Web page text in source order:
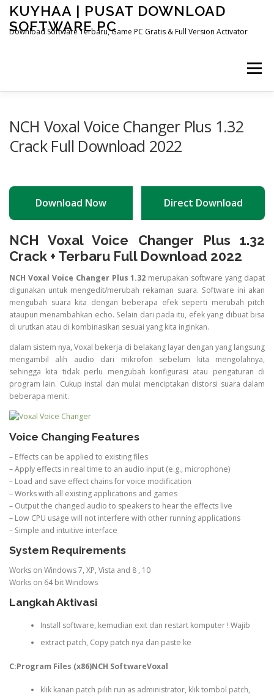
Skip
content
KUYHAA | PUSAT DOWNLOAD
SOFTWARE PC
Download Software Terbaru, Game PC Gratis & Full Version Activator
Menu
NCH Voxal Voice Changer Plus 1.32
Crack Full Download 2022
Download Now Direct Download
NCH Voxal Voice Changer Plus 1.32
Crack + Terbaru Full Download 2022
NCH Voxal Voice Changer Plus 1.32 merupakan software yang dapat
digunakan untuk mengedit/merubah rekaman suara. Software ini akan
mengubah suara kita dengan beberapa efek seperti merubah pitch
ataupun menambahkan echo. Selain dari pada itu, efek yang dibuat bisa
di urutkan atau di kombinasikan sesuai yang kita inginkan.
dalam sistem nya, Voxal bekerja di belakang layar dengan yang langsung
mengambil alih audio dari mikrofon sebelum kita mengolahnya,
sehingga kita tidak perlu mengubah konfigurasi atau pengaturan di
program lain. Cukup instal dan mulai menciptakan distorsi suara dalam
beberapa menit.
Voice Changing Features
– Effects can be applied to existing files
– Apply effects in real time to an audio input (e.g., microphone)
– Load and save effect chains for voice modification
– Works with all existing applications and games
– Output the changed audio to speakers to hear the effects live
– Low CPU usage will not interfere with other running applications
– Simple and intuitive interface
System Requirements
Works on Windows 7, XP, Vista and 8 , 10
Works on 64 bit Windows
Langkah Aktivasi
Install software, kemudian exit dan restart komputer ! Wajib
extract patch, Copy patch nya dan paste ke
C:Program Files (x86)NCH SoftwareVoxal
klik kanan patch pilih run as administrator, klik tombol patch,